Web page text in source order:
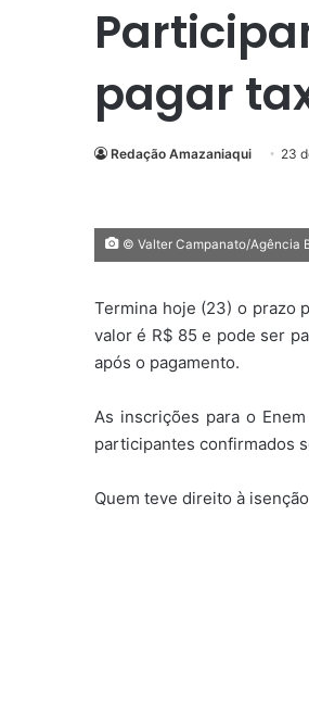
pagar
Redação Amazaniaqui 23
© Valter Campanato/Agência
Termina hoje (23) o prazo
valor é R$ 85 e pode ser
após o pagamento.
As inscrições para o
participantes confirmados
Quem teve direito à